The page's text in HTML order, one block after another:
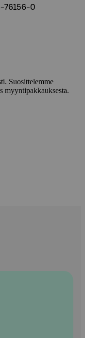
76156-0
Suosittelemme
myyntipakkauksesta.